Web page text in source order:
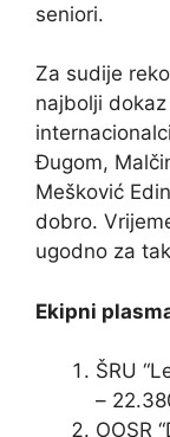
seniori.
Za sudije
najbolji
Đugom,
Mešković
dobro.
ugodno za
Ekipni
ŠRU
–
OOSR